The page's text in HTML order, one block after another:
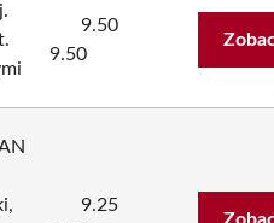
9.50
9.50
9.25